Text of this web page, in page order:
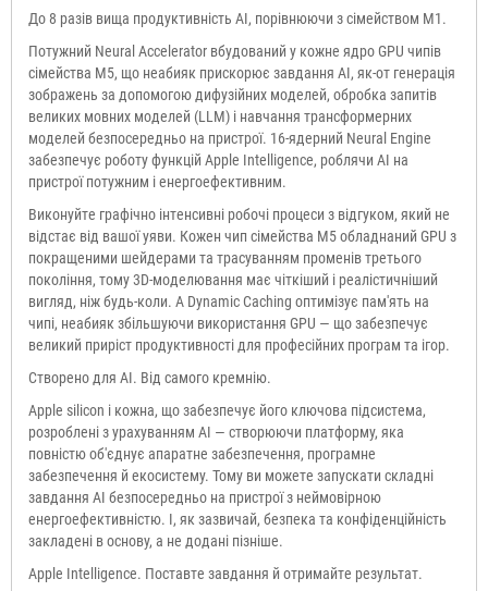
До 8 разів вища продуктивність AI, порівнюючи з сімейством M1.
Потужний Neural Accelerator вбудований у кожне ядро GPU чипів
сімейства M5, що неабияк прискорює завдання AI, як-от генерація
зображень за допомогою дифузійних моделей, обробка запитів
великих мовних моделей (LLM) і навчання трансформерних
моделей безпосередньо на пристрої. 16-ядерний Neural Engine
забезпечує роботу функцій Apple Intelligence, роблячи AI на
пристрої потужним і енергоефективним.
Виконуйте графічно інтенсивні робочі процеси з відгуком, який не
відстає від вашої уяви. Кожен чип сімейства M5 обладнаний GPU з
покращеними шейдерами та трасуванням променів третього
покоління, тому 3D-моделювання має чіткіший і реалістичніший
вигляд, ніж будь-коли. А Dynamic Caching оптимізує пам'ять на
чипі, неабияк збільшуючи використання GPU — що забезпечує
великий приріст продуктивності для професійних програм та ігор.
Створено для AI. Від самого кремнію.
Apple silicon і кожна, що забезпечує його ключова підсистема,
розроблені з урахуванням AI — створюючи платформу, яка
повністю об'єднує апаратне забезпечення, програмне
забезпечення й екосистему. Тому ви можете запускати складні
завдання AI безпосередньо на пристрої з неймовірною
енергоефективністю. І, як зазвичай, безпека та конфіденційність
закладені в основу, а не додані пізніше.
Apple Intelligence. Поставте завдання й отримайте результат.